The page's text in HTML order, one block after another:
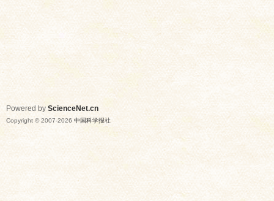
Powered by ScienceNet.cn
Copyright © 2007-2026 中国科学报社